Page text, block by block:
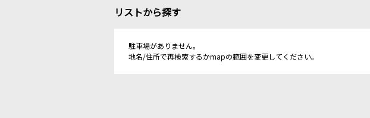
リストから探す
駐車場がありません。
地名/住所で再検索するかmapの範囲を変更してください。